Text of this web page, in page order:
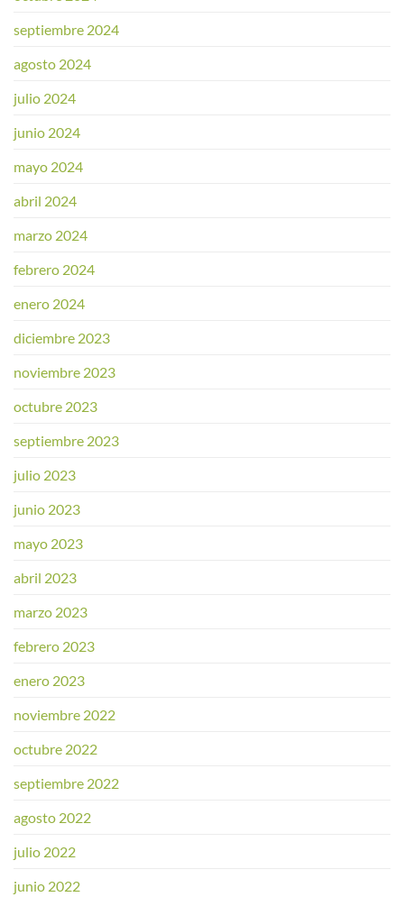
septiembre 2024
agosto 2024
julio 2024
junio 2024
mayo 2024
abril 2024
marzo 2024
febrero 2024
enero 2024
diciembre 2023
noviembre 2023
octubre 2023
septiembre 2023
julio 2023
junio 2023
mayo 2023
abril 2023
marzo 2023
febrero 2023
enero 2023
noviembre 2022
octubre 2022
septiembre 2022
agosto 2022
julio 2022
junio 2022